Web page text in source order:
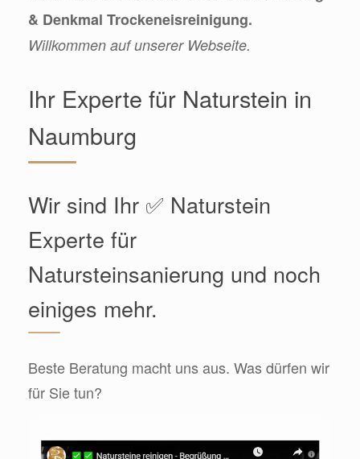
& Denkmal Trockeneisreinigung.
Willkommen auf unserer Webseite.
Ihr Experte für Naturstein in
Naumburg
Wir sind Ihr ✅ Naturstein
Experte für
Natursteinsanierung und noch
einiges mehr.
Beste Beratung macht uns aus. Was dürfen wir
für Sie tun?